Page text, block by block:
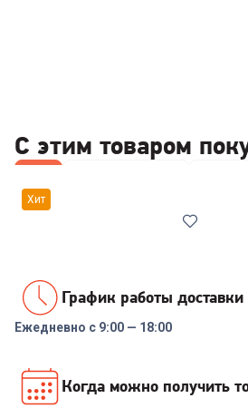
С этим товаром
Хит
Набор посуды RONDELL RDS-
1291 Prime 8 пред.
График работы доставки
Ежедневно с 9:00 — 18:00
Когда можно получить